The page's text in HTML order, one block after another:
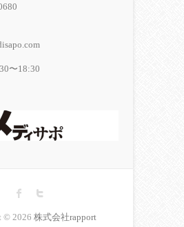
〜18:30
© 2026 株式会社rapport